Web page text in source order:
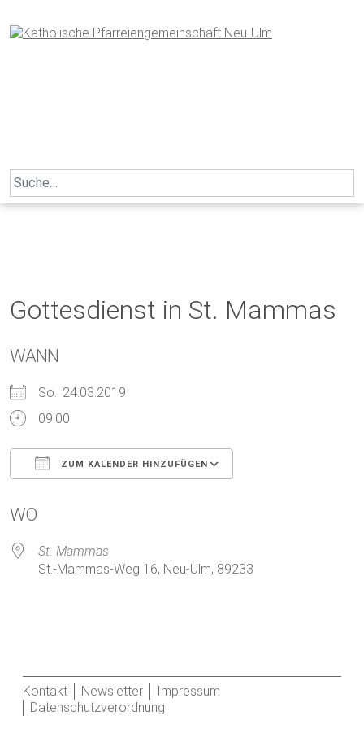
to
content
Search
for:
Gottesdienst in St. Mammas
WANN
So.. 24.03.2019
09:00
ZUM KALENDER HINZUFÜGEN
WO
St. Mammas
St.-Mammas-Weg 16, Neu-Ulm, 89233
Kontakt Newsletter
Impressum
Datenschutzverordnung